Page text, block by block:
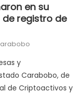
en su
registro de
y
Carabobo, de
de Criptoactivos y